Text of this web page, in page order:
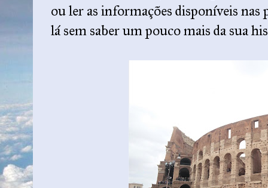
ou ler as informações disponíveis nas
lá sem saber um pouco mais da sua